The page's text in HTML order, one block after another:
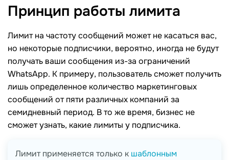
Принцип работы лимита
Лимит на частоту сообщений может не касаться вас,
но некоторые подписчики, вероятно, иногда не будут
получать ваши сообщения из-за ограничений
WhatsApp. К примеру, пользователь сможет получить
лишь определенное количество маркетинговых
сообщений от пяти различных компаний за
семидневный период. В то же время, бизнес не
сможет узнать, какие лимиты у подписчика.
Лимит применяется только к шаблонным